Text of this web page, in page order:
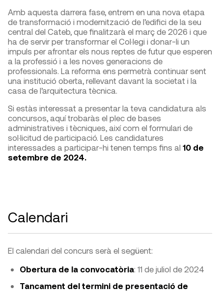
Amb aquesta darrera fase, entrem en una nova etapa
de transformació i modernització de l’edifici de la seu
central del Cateb, que finalitzarà el març de 2026 i que
ha de servir per transformar el Col·legi i donar-li un
impuls per afrontar els nous reptes de futur que esperen
a la professió i a les noves generacions de
professionals. La reforma ens permetrà continuar sent
una institució oberta, rellevant davant la societat i la
casa de l’arquitectura tècnica.
Si estàs interessat a presentar la teva candidatura als
concursos, aquí trobaràs el plec de bases
administratives i tècniques, així com el formulari de
sol·licitud de participació. Les candidatures
interessades a participar-hi tenen temps fins al 10 de
setembre de 2024.
Calendari
El calendari del concurs serà el següent:
Obertura de la convocatòria: 11 de juliol de 2024
Tancament del termini de presentació de